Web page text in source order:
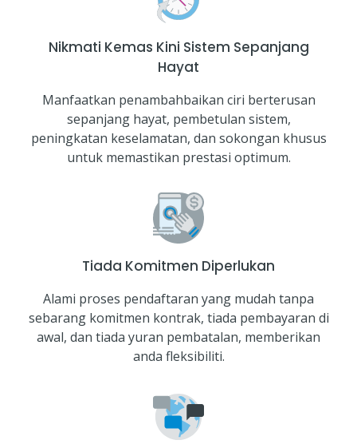
Nikmati Kemas Kini Sistem Sepanjang
Hayat
Manfaatkan penambahbaikan ciri berterusan
sepanjang hayat, pembetulan sistem,
peningkatan keselamatan, dan sokongan khusus
untuk memastikan prestasi optimum.
Tiada Komitmen Diperlukan
Alami proses pendaftaran yang mudah tanpa
sebarang komitmen kontrak, tiada pembayaran di
awal, dan tiada yuran pembatalan, memberikan
anda fleksibiliti.